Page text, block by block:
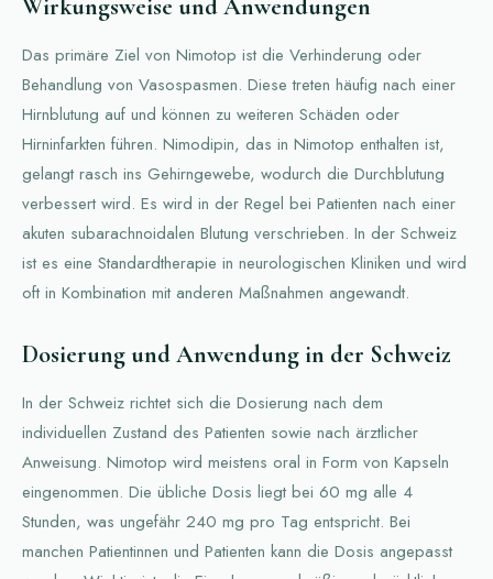
Wirkungsweise und Anwendungen
Das primäre Ziel von Nimotop ist die Verhinderung oder
Behandlung von Vasospasmen. Diese treten häufig nach einer
Hirnblutung auf und können zu weiteren Schäden oder
Hirninfarkten führen. Nimodipin, das in Nimotop enthalten ist,
gelangt rasch ins Gehirngewebe, wodurch die Durchblutung
verbessert wird. Es wird in der Regel bei Patienten nach einer
akuten subarachnoidalen Blutung verschrieben. In der Schweiz
ist es eine Standardtherapie in neurologischen Kliniken und wird
oft in Kombination mit anderen Maßnahmen angewandt.
Dosierung und Anwendung in der Schweiz
In der Schweiz richtet sich die Dosierung nach dem
individuellen Zustand des Patienten sowie nach ärztlicher
Anweisung. Nimotop wird meistens oral in Form von Kapseln
eingenommen. Die übliche Dosis liegt bei 60 mg alle 4
Stunden, was ungefähr 240 mg pro Tag entspricht. Bei
manchen Patientinnen und Patienten kann die Dosis angepasst